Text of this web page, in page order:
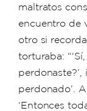
maltratos
encuentro de
otro si
torturaba:
perdonado’.
‘Entonces